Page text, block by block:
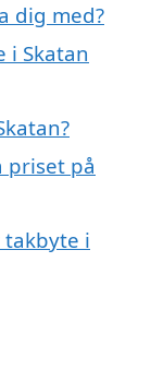
dig med?
i Skatan
priset på
takbyte i